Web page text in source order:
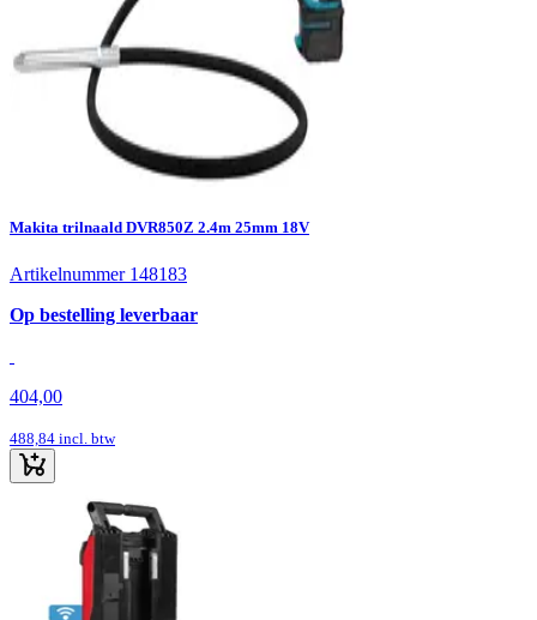
Makita trilnaald DVR850Z 2.4m 25mm 18V
Artikelnummer 148183
Op bestelling leverbaar
404,00
488,84 incl. btw